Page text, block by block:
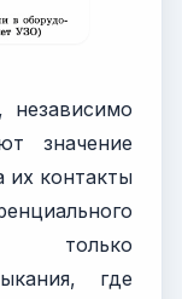
значение
их контакты
только
где